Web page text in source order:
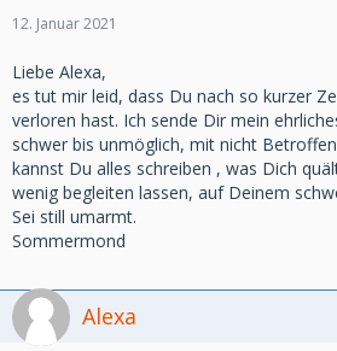
12. Januar 2021
Liebe Alexa,
es tut mir leid, dass Du nach so kurzer
verloren hast. Ich sende Dir mein
schwer bis unmöglich, mit nicht
kannst Du alles schreiben , was Dich
wenig begleiten lassen, auf Deinem
Sei still umarmt.
Sommermond
Alexa